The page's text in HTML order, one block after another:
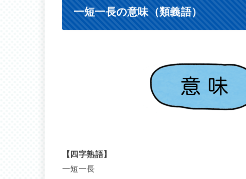
一短一長の意味（類義語）
【四字熟語】
一短一長